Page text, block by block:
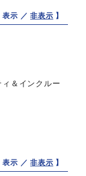
表示 ／非表示 】
＆インクルー
表示 ／非表示 】